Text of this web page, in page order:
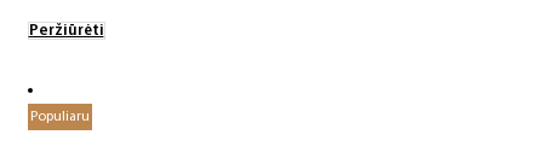
Peržiūrėti
Populiaru